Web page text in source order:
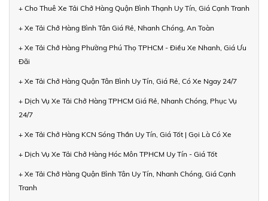
+ Cho Thuê Xe Tải Chở Hàng Quận Bình Thạnh Uy Tín, Giá Cạnh Tranh
+ Xe Tải Chở Hàng Bình Tân Giá Rẻ, Nhanh Chóng, An Toàn
+ Xe Tải Chở Hàng Phường Phú Thọ TPHCM - Điều Xe Nhanh, Giá Ưu
Đãi
+ Xe Tải Chở Hàng Quận Tân Bình Uy Tín, Giá Rẻ, Có Xe Ngay 24/7
+ Dịch Vụ Xe Tải Chở Hàng TPHCM Giá Rẻ, Nhanh Chóng, Phục Vụ
24/7
+ Xe Tải Chở Hàng KCN Sóng Thần Uy Tín, Giá Tốt | Gọi Là Có Xe
+ Dịch Vụ Xe Tải Chở Hàng Hóc Môn TPHCM Uy Tín - Giá Tốt
+ Xe Tải Chở Hàng Quận Bình Tân Uy Tín, Nhanh Chóng, Giá Cạnh
Tranh